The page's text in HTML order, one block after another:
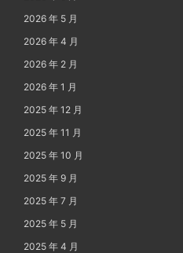
2026 年 5 月
2026 年 4 月
2026 年 2 月
2026 年 1 月
2025 年 12 月
2025 年 11 月
2025 年 10 月
2025 年 9 月
2025 年 7 月
2025 年 5 月
2025 年 4 月